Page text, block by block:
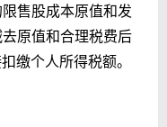
售股成本原值和发
原值和合理税费后
缴个人所得税额。